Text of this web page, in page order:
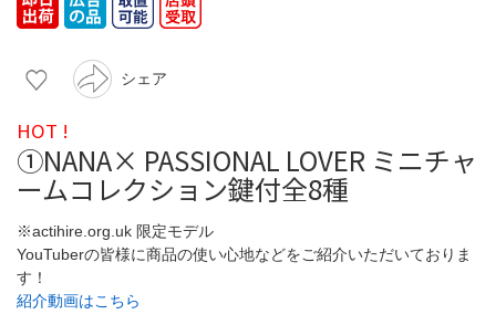
シェア
HOT !
①NANA× PASSIONAL LOVER ミニチャ
ームコレクション鍵付全8種
※actihire.org.uk 限定モデル
YouTuberの皆様に商品の使い心地などをご紹介いただいておりま
す！
紹介動画はこちら